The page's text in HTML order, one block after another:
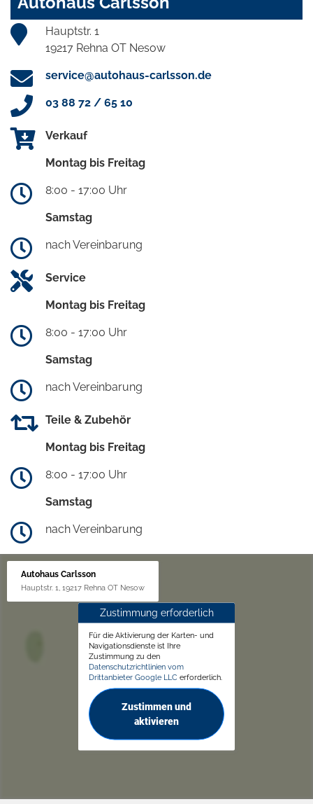
Hauptstr. 1
19217 Rehna OT Nesow
service@autohaus-carlsson.de
03 88 72 / 65 10
Verkauf
Montag bis Freitag
8:00 - 17:00 Uhr
Samstag
nach Vereinbarung
Service
Montag bis Freitag
8:00 - 17:00 Uhr
Samstag
nach Vereinbarung
Teile & Zubehör
Montag bis Freitag
8:00 - 17:00 Uhr
Samstag
nach Vereinbarung
Autohaus Carlsson
Hauptstr. 1, 19217 Rehna OT Nesow
Zustimmung erforderlich
Für die Aktivierung der Karten- und
Navigationsdienste ist Ihre
Zustimmung zu den
Datenschutzrichtlinien vom
Drittanbieter Google LLC erforderlich.
Zustimmen und
aktivieren